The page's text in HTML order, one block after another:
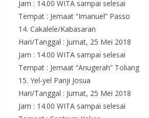
Jam : 14.00 WITA sampai selesai
Tempat : Jemaat “Imanuel” Passo
14. Cakalele/Kabasaran
Hari/Tanggal : Jumat, 25 Mei 2018
Jam : 14.00 WITA sampai selesai
Tempat : Jemaat “Anugerah” Toliang
15. Yel-yel Panji Josua
Hari/Tanggal : Jumat, 25 Mei 2018
Jam : 14.00 WITA sampai selesai